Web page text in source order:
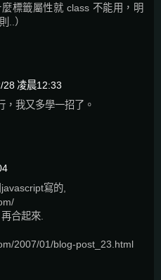
標籤屬性就 class 不能用，明
..）
28 凌晨12:33
，我又多學一招了。
寫的,
合起來.
2007/01/blog-post_23.html